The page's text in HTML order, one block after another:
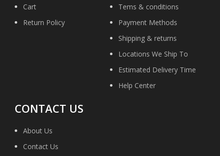
Cart
Return Policy
Tems & conditions
Payment Methods
Shipping & returns
Locations We Ship To
Estimated Delivery Time
Help Center
CONTACT US
About Us
Contact Us